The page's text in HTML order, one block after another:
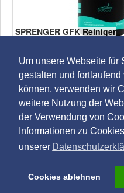
Um unsere Webseite für
gestalten und fortlaufend
können, verwenden wir
weitere Nutzung der
der Verwendung von
Informationen zu
unserer
Cookies ablehnen
SPRENGER GFK Reiniger
© 2026 Robert Lindemann KG -
Marken